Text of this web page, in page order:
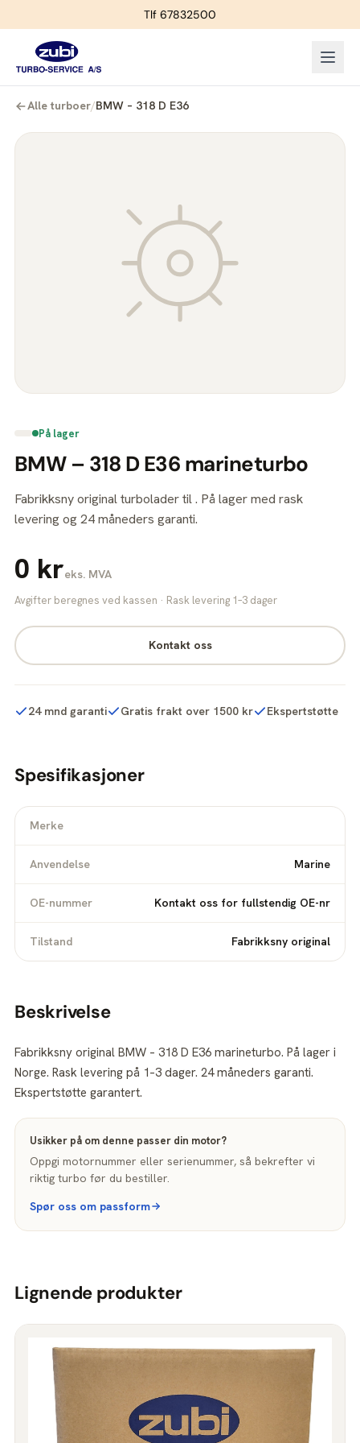
Tlf 67832500
Alle turboer/BMW – 318 D E36
På lager
BMW – 318 D E36 marineturbo
Fabrikksny original turbolader til . På lager med rask
levering og 24 måneders garanti.
0 kreks. MVA
Avgifter beregnes ved kassen · Rask levering 1–3 dager
Kontakt oss
24 mnd garanti Gratis frakt over 1500 kr Ekspertstøtte
Spesifikasjoner
Merke
Anvendelse Marine
OE-nummer Kontakt oss for fullstendig OE-nr
Tilstand Fabrikksny original
Beskrivelse
Fabrikksny original BMW – 318 D E36 marineturbo. På lager i
Norge. Rask levering på 1–3 dager. 24 måneders garanti.
Ekspertstøtte garantert.
Usikker på om denne passer din motor?
Oppgi motornummer eller serienummer, så bekrefter vi
riktig turbo før du bestiller.
Spør oss om passform
Lignende produkter